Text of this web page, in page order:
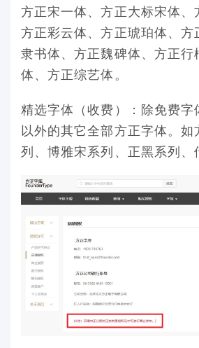
方正宋一体、方正大标宋体、
方正彩云体、方正琥珀体、方
隶书体、方正魏碑体、方正行
体、方正综艺体。
精选字体（收费）：除免费
以外的其它全部方正字体。如
列、博雅宋系列、正黑系列、